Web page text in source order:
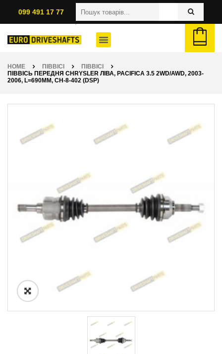
099 491 17 77
HOME ПІВВІСІ
ПІВВІСІ
ПІВВІСЬ ПЕРЕДНЯ CHRYSLER ЛІВА, PACIFICA 3.5 2WD/AWD, 2003-
2006, L=690ММ, CH-8-402 (DSP)